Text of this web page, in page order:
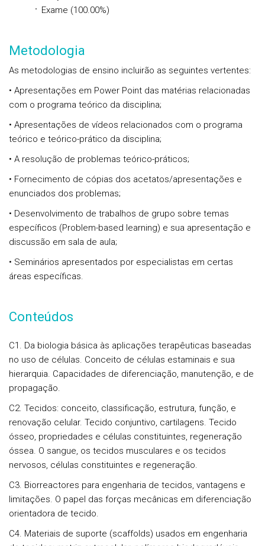
Exame (100.00%)
Metodologia
As metodologias de ensino incluirão as seguintes vertentes:
• Apresentações em Power Point das matérias relacionadas
com o programa teórico da disciplina;
• Apresentações de vídeos relacionados com o programa
teórico e teórico-prático da disciplina;
• A resolução de problemas teórico-práticos;
• Fornecimento de cópias dos acetatos/apresentações e
enunciados dos problemas;
• Desenvolvimento de trabalhos de grupo sobre temas
específicos (Problem-based learning) e sua apresentação e
discussão em sala de aula;
• Seminários apresentados por especialistas em certas
áreas específicas.
Conteúdos
C1. Da biologia básica às aplicações terapêuticas baseadas
no uso de células. Conceito de células estaminais e sua
hierarquia. Capacidades de diferenciação, manutenção, e de
propagação.
C2. Tecidos: conceito, classificação, estrutura, função, e
renovação celular. Tecido conjuntivo, cartilagens. Tecido
ósseo, propriedades e células constituintes, regeneração
óssea. O sangue, os tecidos musculares e os tecidos
nervosos, células constituintes e regeneração.
C3. Biorreactores para engenharia de tecidos, vantagens e
limitações. O papel das forças mecânicas em diferenciação
orientadora de tecido.
C4. Materiais de suporte (scaffolds) usados em engenharia